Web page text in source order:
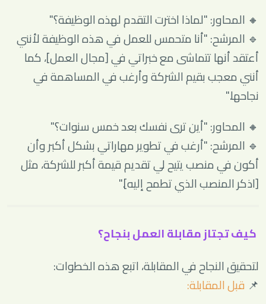
🔸 المحاور: "لماذا اخترت التقدم لهذه الوظيفة؟"
🔹 المرشح: "أنا متحمس للعمل في هذه الوظيفة لأنني
أعتقد أنها تتماشى مع خبراتي في [مجال العمل]، كما
أنني معجب بقيم الشركة وأرغب في المساهمة في
نجاحها."
🔸 المحاور: "أين ترى نفسك بعد خمس سنوات؟"
🔹 المرشح: "أرغب في تطوير مهاراتي بشكل أكبر وأن
أكون في منصب يتيح لي تقديم قيمة أكبر للشركة، مثل
[اذكر المنصب الذي تطمح إليه]."
كيف تجتاز مقابلة العمل بنجاح؟
لتحقيق النجاح في المقابلة، اتبع هذه الخطوات:
📌 قبل المقابلة: